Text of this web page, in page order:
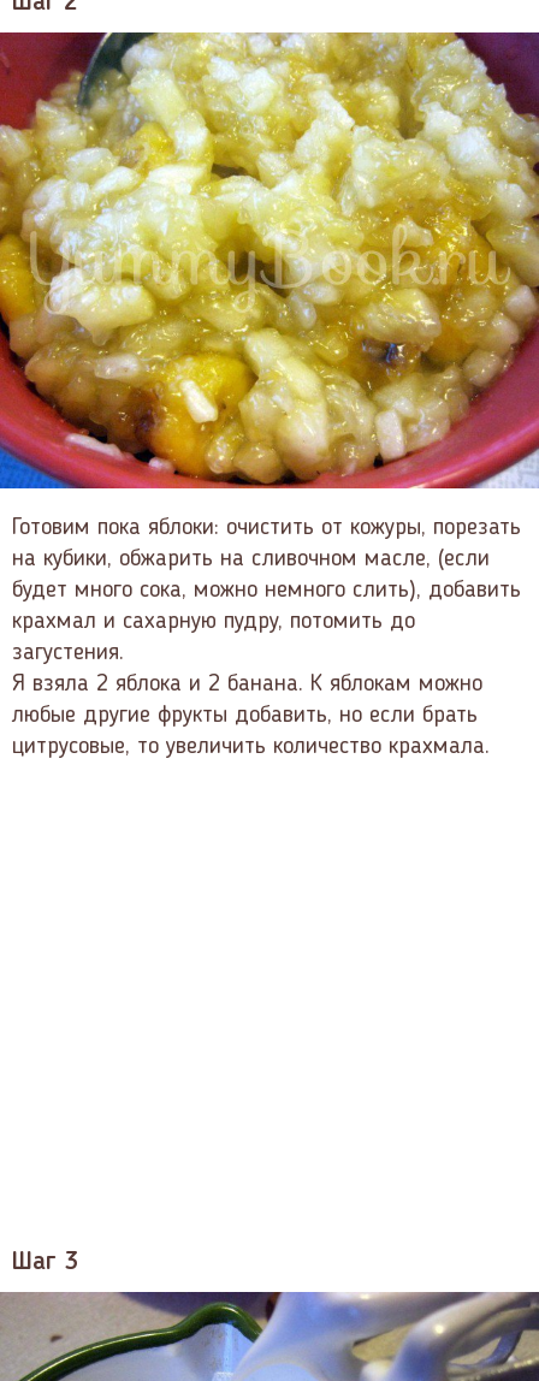
Готовим пока яблоки: очистить от кожуры, порезать
на кубики, обжарить на сливочном масле, (если
будет много сока, можно немного слить), добавить
крахмал и сахарную пудру, потомить до
загустения.
Я взяла 2 яблока и 2 банана. К яблокам можно
любые другие фрукты добавить, но если брать
цитрусовые, то увеличить количество крахмала.
Шаг 3